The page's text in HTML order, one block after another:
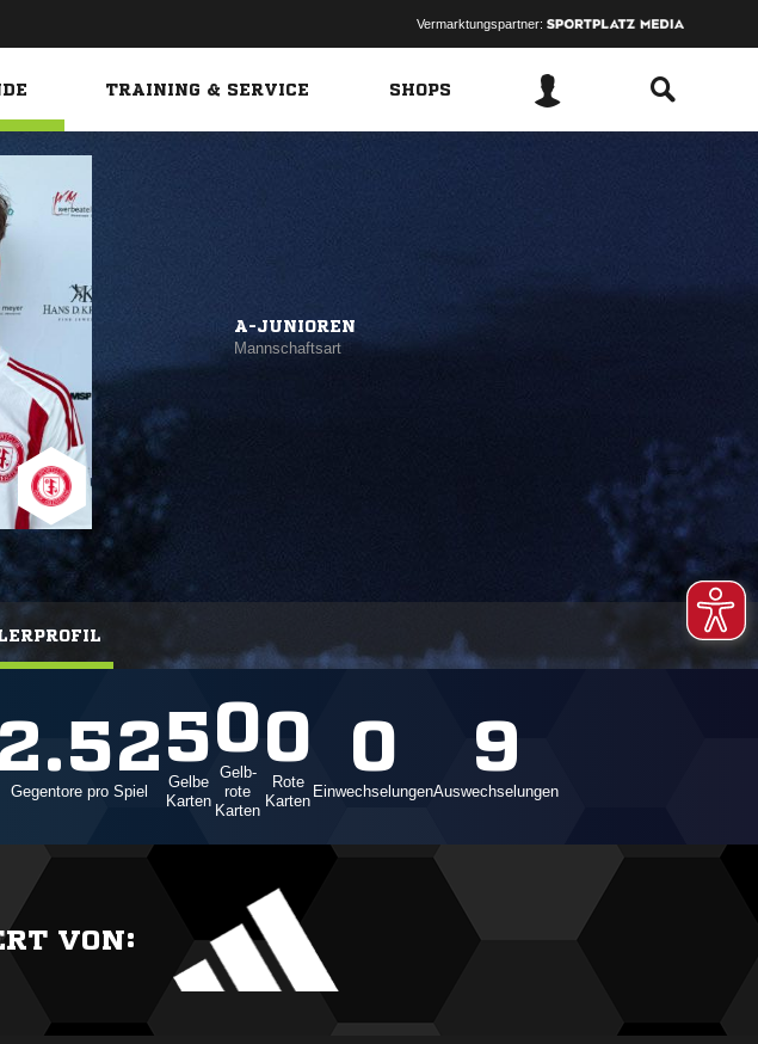
Vermarktungspartner:
TRAINING & SERVICE SHOPS
A-JUNIOREN
Mannschaftsart
2.52
Gegentore pro Spiel
5
Gelbe
Karten
0
Gelb-
rote
Karten
0
Rote
Karten
0
Einwechselungen
9
Auswechselungen
VON: